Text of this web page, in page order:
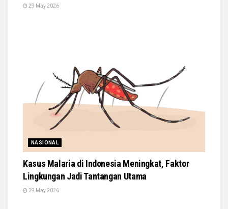
29 May 2026
NASIONAL
Kasus Malaria di Indonesia Meningkat, Faktor
Lingkungan Jadi Tantangan Utama
29 May 2026